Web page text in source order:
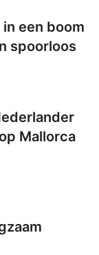
een boom
spoorloos
Mallorca